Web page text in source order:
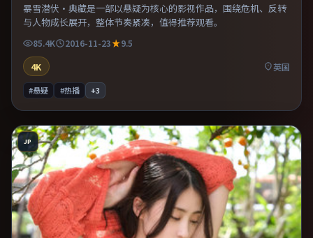
暴雪潜伏·典藏是一部以悬疑为核心的影视作品，围绕危机、反转
与人物成长展开，整体节奏紧凑，值得推荐观看。
85.4K 2016-11-23
9.5
4K
英国
#悬疑 #热播 +3
JP